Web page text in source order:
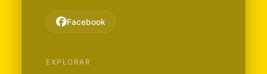
Facebook
EXPLORAR